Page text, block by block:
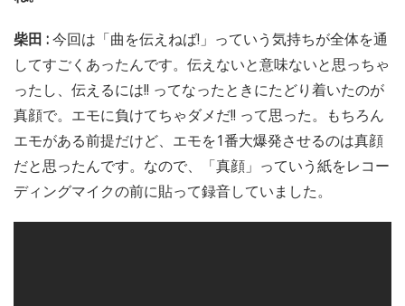
柴田 :今回は「曲を伝えねば!」っていう気持ちが全体を通
してすごくあったんです。伝えないと意味ないと思っちゃ
ったし、伝えるには!! ってなったときにたどり着いたのが
真顔で。エモに負けてちゃダメだ!! って思った。もちろん
エモがある前提だけど、エモを1番大爆発させるのは真顔
だと思ったんです。なので、「真顔」っていう紙をレコー
ディングマイクの前に貼って録音していました。